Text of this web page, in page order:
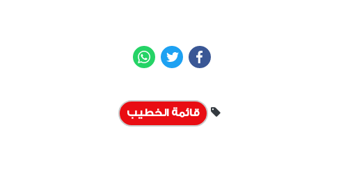
Facebook
Twitter
قائمة الخطيب